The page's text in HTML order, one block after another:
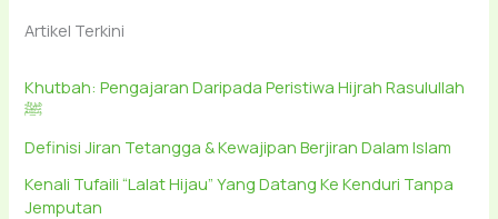
Artikel Terkini
Khutbah: Pengajaran Daripada Peristiwa Hijrah Rasulullah
ﷺ
Definisi Jiran Tetangga & Kewajipan Berjiran Dalam Islam
Kenali Tufaili “Lalat Hijau” Yang Datang Ke Kenduri Tanpa
Jemputan